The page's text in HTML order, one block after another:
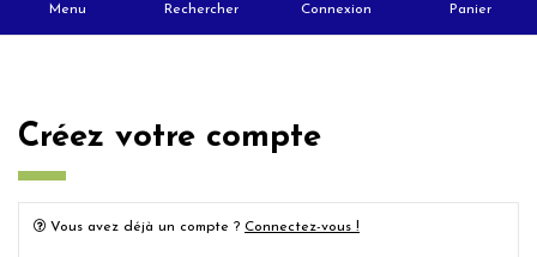
Menu Rechercher Connexion Panier
Créez votre compte
Vous avez déjà un compte ? Connectez-vous !